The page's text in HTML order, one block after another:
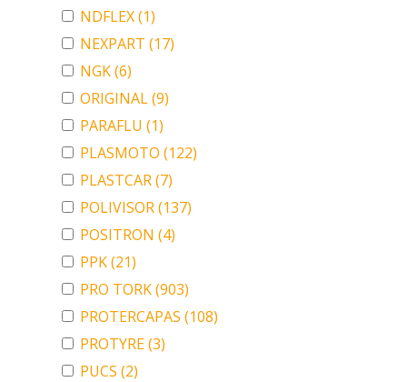
NDFLEX(1)
NEXPART (17)
NGK(6)
ORIGINAL(9)
PARAFLU (1)
PLASMOTO (122)
PLASTCAR(7)
POLIVISOR(137)
POSITRON (4)
PPK(21)
PRO TORK(903)
PROTERCAPAS (108)
PROTYRE(3)
PUCS (2)